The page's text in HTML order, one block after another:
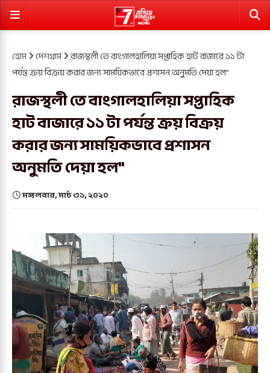
হোম দেশগ্রাম রাজস্থলী তে বাংগালহালিয়া সপ্তাহিক হাট বাজারে ১১ টা
পর্যন্ত ক্রয় বিক্রয় করার জন্য সাময়িকভাবে প্রশাসন অনুমতি দেয়া হল"
রাজস্থলী তে বাংগালহালিয়া সপ্তাহিক
হাট বাজারে ১১ টা পর্যন্ত ক্রয় বিক্রয়
করার জন্য সাময়িকভাবে প্রশাসন
অনুমতি দেয়া হল"
মঙ্গলবার, মার্চ ৩১, ২০২০